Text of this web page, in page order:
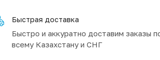
Быстрая доставка
Быстро и аккуратно доставим заказы
всему Казахстану и СНГ